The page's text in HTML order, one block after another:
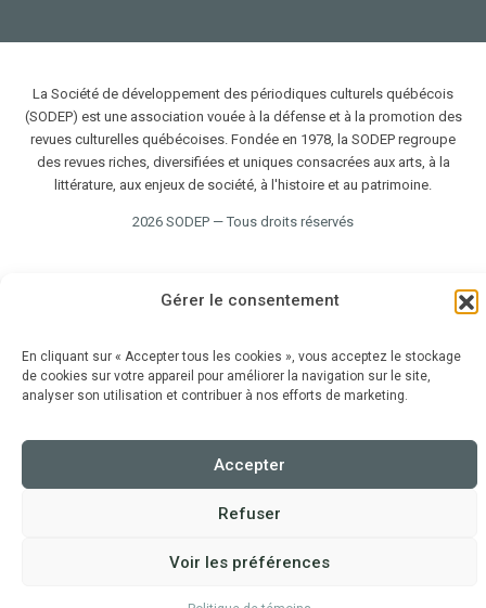
Gérer le consentement
En cliquant sur « Accepter tous les cookies », vous acceptez le stockage
de cookies sur votre appareil pour améliorer la navigation sur le site,
analyser son utilisation et contribuer à nos efforts de marketing.
Accepter
Refuser
Voir les préférences
La Société de développement des périodiques culturels québécois
(SODEP) est une association vouée à la défense et à la promotion des
revues culturelles québécoises. Fondée en 1978, la SODEP regroupe
des revues riches, diversifiées et uniques consacrées aux arts, à la
littérature, aux enjeux de société, à l'histoire et au patrimoine.
2026 SODEP — Tous droits réservés